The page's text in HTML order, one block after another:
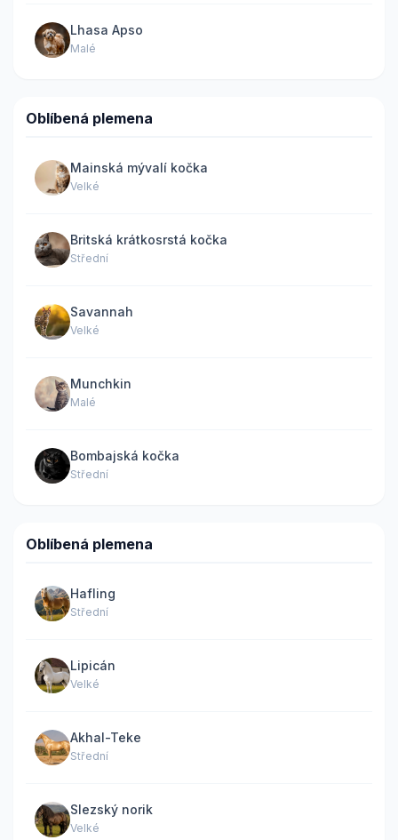
Lhasa Apso
Malé
Oblíbená plemena
Mainská mývalí kočka
Velké
Britská krátkosrstá kočka
Střední
Savannah
Velké
Munchkin
Malé
Bombajská kočka
Střední
Oblíbená plemena
Hafling
Střední
Lipicán
Velké
Akhal-Teke
Střední
Slezský norik
Velké